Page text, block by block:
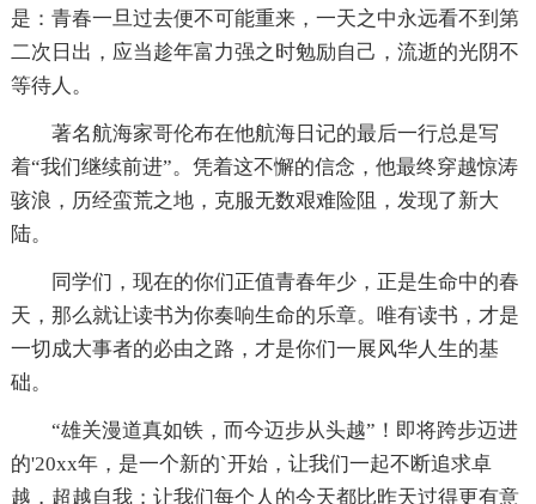
是：青春一旦过去便不可能重来，一天之中永远看不到第
二次日出，应当趁年富力强之时勉励自己，流逝的光阴不
等待人。
著名航海家哥伦布在他航海日记的最后一行总是写
着“我们继续前进”。凭着这不懈的信念，他最终穿越惊涛
骇浪，历经蛮荒之地，克服无数艰难险阻，发现了新大
陆。
同学们，现在的你们正值青春年少，正是生命中的春
天，那么就让读书为你奏响生命的乐章。唯有读书，才是
一切成大事者的必由之路，才是你们一展风华人生的基
础。
“雄关漫道真如铁，而今迈步从头越”！即将跨步迈进
的'20xx年，是一个新的`开始，让我们一起不断追求卓
越，超越自我；让我们每个人的今天都比昨天过得更有意